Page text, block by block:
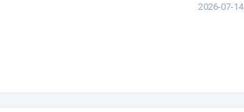
2026-07-14